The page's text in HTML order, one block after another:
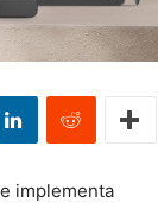
implementa